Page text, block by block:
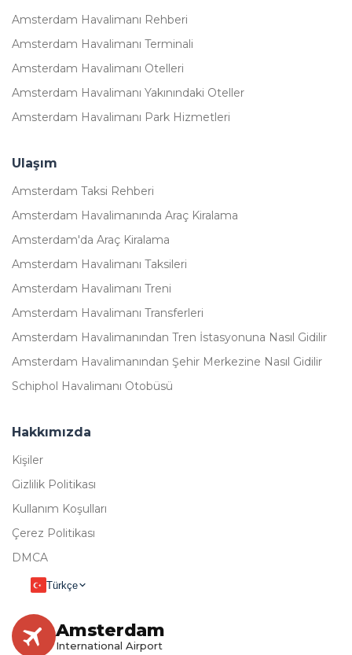
Amsterdam Havalimanı Rehberi
Amsterdam Havalimanı Terminali
Amsterdam Havalimanı Otelleri
Amsterdam Havalimanı Yakınındaki Oteller
Amsterdam Havalimanı Park Hizmetleri
Ulaşım
Amsterdam Taksi Rehberi
Amsterdam Havalimanında Araç Kiralama
Amsterdam'da Araç Kiralama
Amsterdam Havalimanı Taksileri
Amsterdam Havalimanı Treni
Amsterdam Havalimanı Transferleri
Amsterdam Havalimanından Tren İstasyonuna Nasıl Gidilir
Amsterdam Havalimanından Şehir Merkezine Nasıl Gidilir
Schiphol Havalimanı Otobüsü
Hakkımızda
Kişiler
Gizlilik Politikası
Kullanım Koşulları
Çerez Politikası
DMCA
Türkçe
Amsterdam
International Airport